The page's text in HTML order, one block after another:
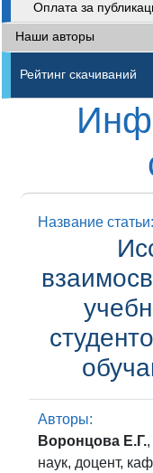
Оплата за
Наши авторы
Рейтинг скачиваний
Название статьи:
Авторы:
Воронцова Е.Г.
наук, доцент,